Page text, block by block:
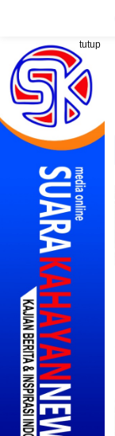
Langsung
konten
tutup